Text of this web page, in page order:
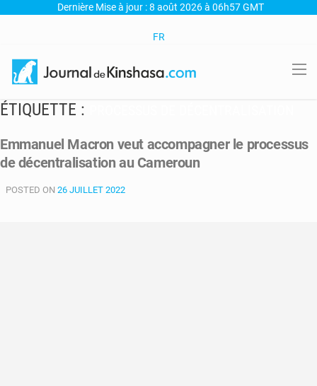
Dernière Mise à jour : 8 août 2026 à 06h57 GMT
FR
ÉTIQUETTE :
Emmanuel Macron veut accompagner le processus
de décentralisation au Cameroun
POSTED ON 26 JUILLET 2022